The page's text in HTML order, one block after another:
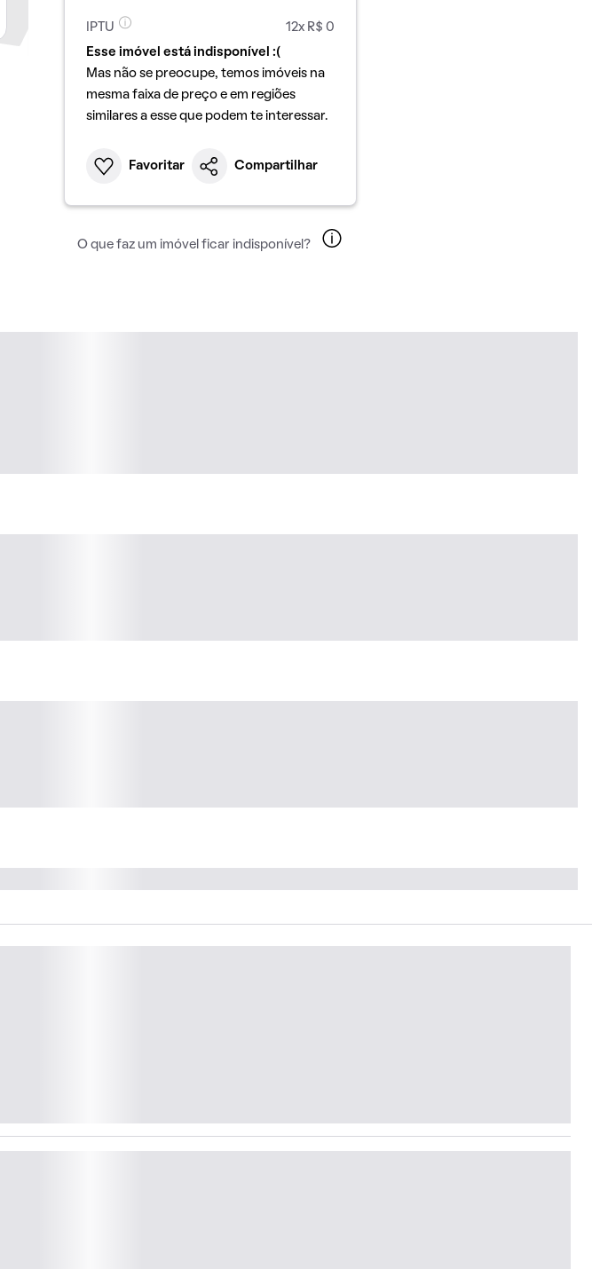
IPTU
12x R$ 0
Esse imóvel está indisponível :(
Mas não se preocupe, temos imóveis na
mesma faixa de preço e em regiões
similares a esse que podem te interessar.
Favoritar Compartilhar
O que faz um imóvel ficar indisponível?